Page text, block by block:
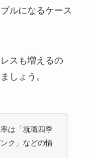
ルになるケース
スも増えるの
しょう。
は「就職四季
ク」などの情